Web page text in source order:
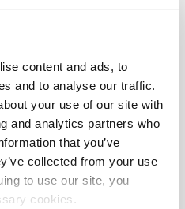
content and ads, to
and to analyse our traffic.
your use of our site with
and analytics partners who
that you’ve
collected from your use
to use our site, you
cookies.
na ovogodišnjoj konferenciji
tržište kapitala
održanih tijekom jednog